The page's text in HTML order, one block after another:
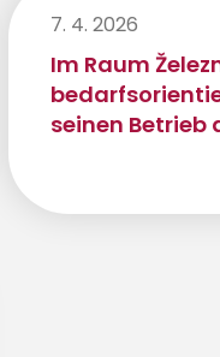
7. 4. 2026
Im Raum
seinen Betrieb